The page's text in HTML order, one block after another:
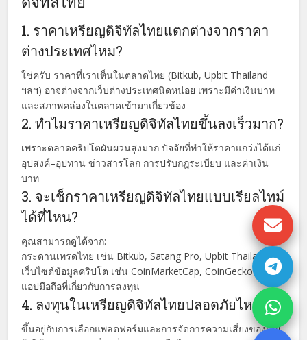
1. ราคาเหรียญดิจิทัลไทยแตกต่างจากราคา
ต่างประเทศไหม?
ใช่ครับ ราคาที่เราเห็นในตลาดไทย (Bitkub, Upbit Thailand
ฯลฯ) อาจต่างจากเว็บต่างประเทศนิดหน่อย เพราะมีค่าเงินบาท
และสภาพคล่องในตลาดเข้ามาเกี่ยวข้อง
2. ทำไมราคาเหรียญดิจิทัลไทยขึ้นลงเร็วมาก?
เพราะตลาดคริปโตผันผวนสูงมาก ปัจจัยที่ทำให้ราคาแกว่งได้แก่
อุปสงค์–อุปทาน ข่าวสารโลก การปรับกฎระเบียบ และค่าเงิน
บาท
3. จะเช็กราคาเหรียญดิจิทัลไทยแบบเรียลไทม์
ได้ที่ไหน?
คุณสามารถดูได้จาก:
กระดานเทรดไทย เช่น Bitkub, Satang Pro, Upbit Thailand
เว็บไซต์ข้อมูลคริปโต เช่น CoinMarketCap, CoinGecko
แอปมือถือที่เกี่ยวกับการลงทุน
4. ลงทุนในเหรียญดิจิทัลไทยปลอดภัยไหม?
ขึ้นอยู่กับการเลือกแพลตฟอร์มและการจัดการความเสี่ยงของคุณ